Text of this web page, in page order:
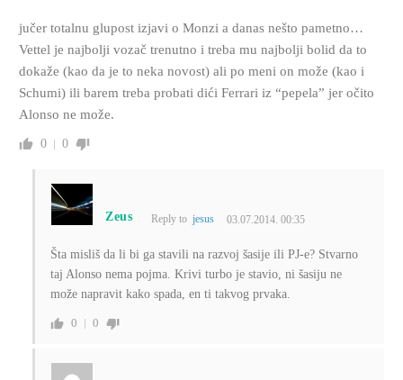
jučer totalnu glupost izjavi o Monzi a danas nešto pametno…
Vettel je najbolji vozač trenutno i treba mu najbolji bolid da to
dokaže (kao da je to neka novost) ali po meni on može (kao i
Schumi) ili barem treba probati dići Ferrari iz “pepela” jer očito
Alonso ne može.
0 0
Zeus Reply to jesus 03.07.2014. 00:35
Šta misliš da li bi ga stavili na razvoj šasije ili PJ-e? Stvarno
taj Alonso nema pojma. Krivi turbo je stavio, ni šasiju ne
može napravit kako spada, en ti takvog prvaka.
0 0